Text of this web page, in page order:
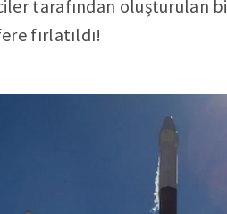
tarafından oluşturulan
fırlatıldı!